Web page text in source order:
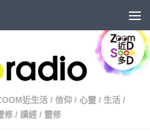
近生活 / 信仰 / 心靈 / 生活 /
修 / 讀經 / 靈修